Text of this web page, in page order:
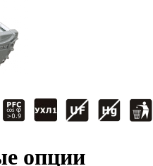
опции